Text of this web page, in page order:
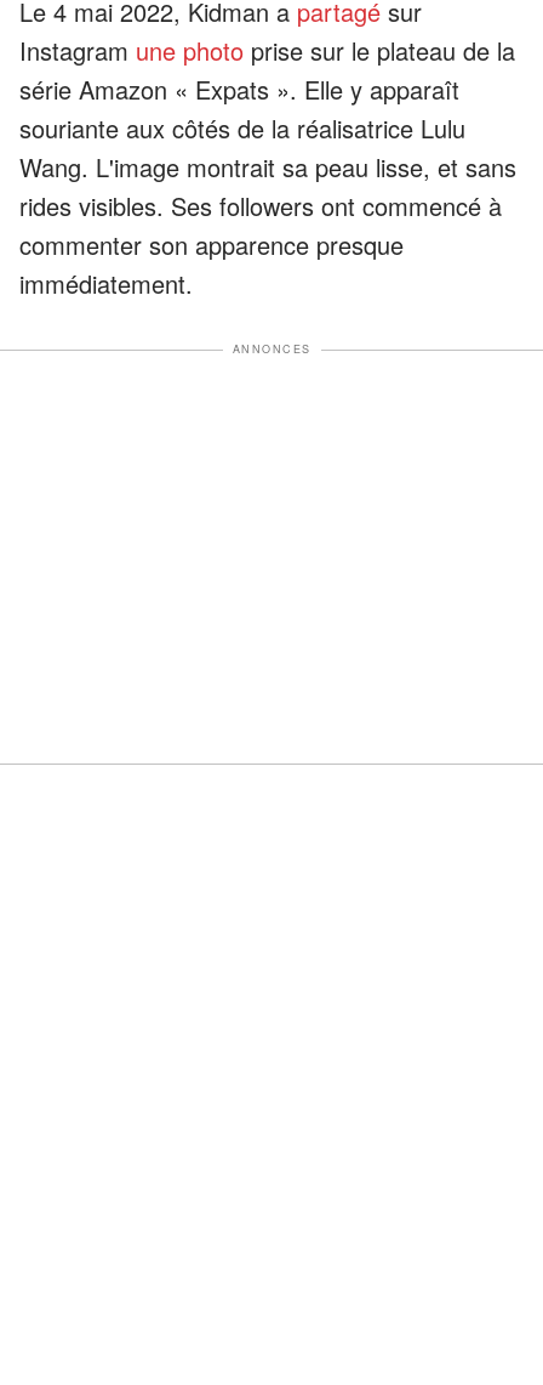
Le 4 mai 2022, Kidman a partagé sur
Instagram une photo prise sur le plateau de la
série Amazon « Expats ». Elle y apparaît
souriante aux côtés de la réalisatrice Lulu
Wang. L'image montrait sa peau lisse, et sans
rides visibles. Ses followers ont commencé à
commenter son apparence presque
immédiatement.
ANNONCES